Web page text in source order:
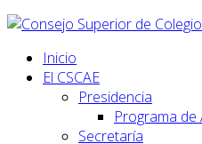
Inicio
El CSCAE
Presidencia
Programa de
Secretaría